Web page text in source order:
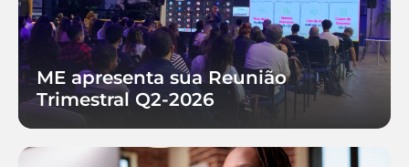
ME apresenta sua Reunião
Trimestral Q2-2026